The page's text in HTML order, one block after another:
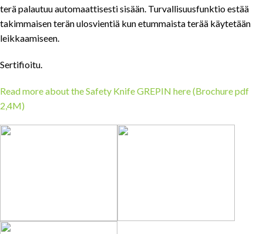
terä palautuu automaattisesti sisään. Turvallisuusfunktio estää
takimmaisen terän ulosvientiä kun etummaista terää käytetään
leikkaamiseen.
Sertifioitu.
Read more about the Safety Knife GREPIN here (Brochure pdf
2,4M)